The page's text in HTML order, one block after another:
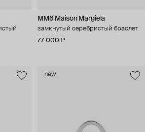
MM6 Maison Margiela
замкнутый серебристый браслет
77 000 ₽
new